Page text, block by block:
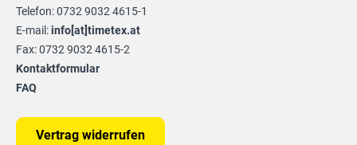
Telefon: 0732 9032 4615-1
E-mail:info[at]timetex.at
Fax: 0732 9032 4615-2
Kontaktformular
FAQ
Vertrag widerrufen